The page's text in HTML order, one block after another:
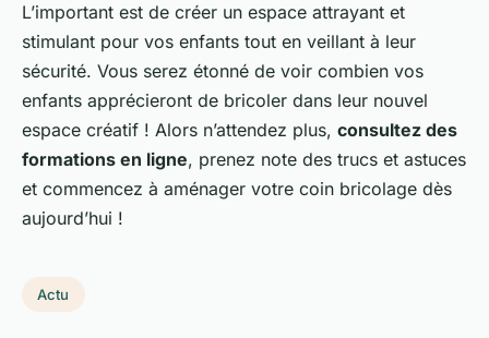
L’important est de créer un espace attrayant et
stimulant pour vos enfants tout en veillant à leur
sécurité. Vous serez étonné de voir combien vos
enfants apprécieront de bricoler dans leur nouvel
espace créatif ! Alors n’attendez plus, consultez des
formations en ligne, prenez note des trucs et astuces
et commencez à aménager votre coin bricolage dès
aujourd’hui !
Actu